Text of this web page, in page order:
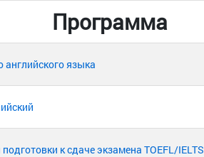
Программа
английского языка
к сдаче экзамена TOEFL/IELTS